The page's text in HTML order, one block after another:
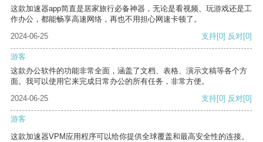
这款加速器app简直是居家旅行必备神器，无论是看视频、玩游戏还是工
作办公，都能畅享高速网络，再也不用担心网速卡顿了。
2024-06-25
支持[0] 反对[0]
游客
这款办公软件的功能非常全面，涵盖了文档、表格、演示文稿等各个方
面。我可以使用它来完成日常办公的所有任务，非常方便。
2024-06-25
支持[0] 反对[0]
游客
这款加速器VPM应用程序可以给你提供全球覆盖和最高安全性的连接。